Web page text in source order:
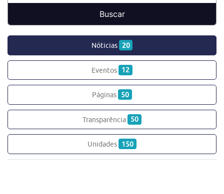
Nóticias 20
Eventos 12
Páginas 50
Transparência 50
Unidades 150